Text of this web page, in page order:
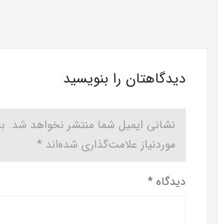
دیدگاهتان را بنویسید
نشانی ایمیل شما منتشر نخواهد شد.
موردنیاز علامت‌گذاری شده‌اند *
دیدگاه *